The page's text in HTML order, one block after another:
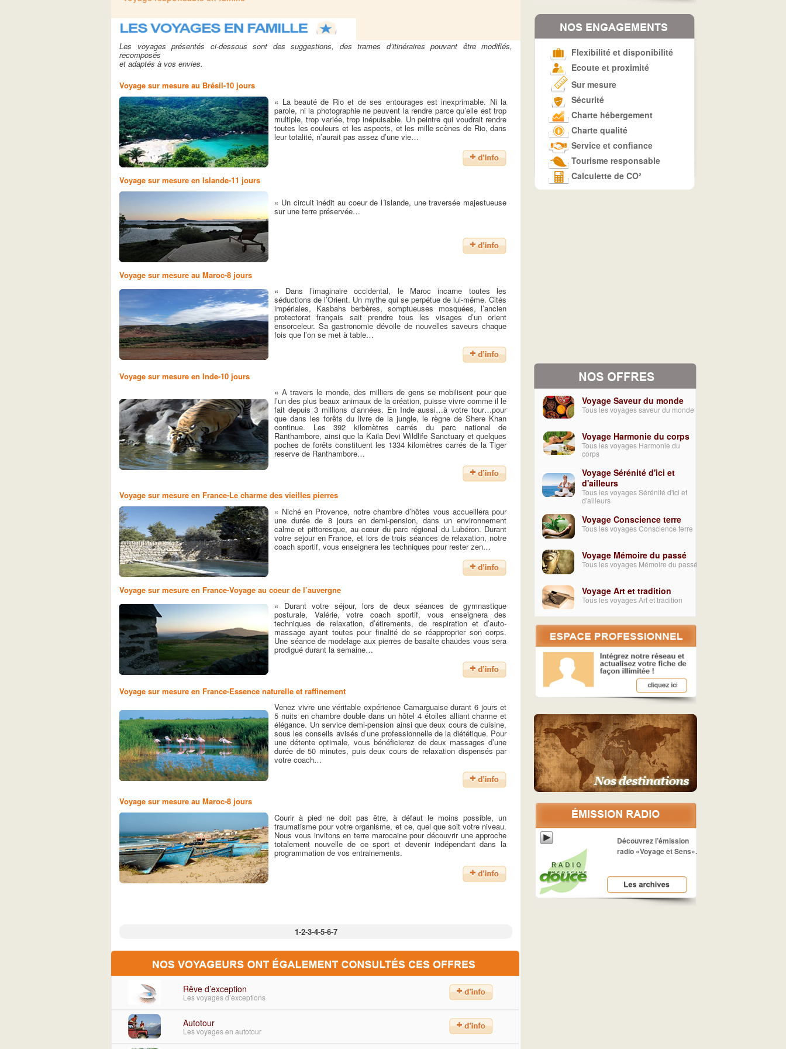
Les voyages présentés ci-dessous sont des suggestions, des trames d’itinéraires pouvant être modifiés,
recomposés
et adaptés à vos envies.
Voyage sur mesure au Brésil-10 jours
« La beauté de Rio et de ses entourages est inexprimable. Ni la
parole, ni la photographie ne peuvent la rendre parce qu’elle est trop
multiple, trop variée, trop inépuisable. Un peintre qui voudrait rendre
toutes les couleurs et les aspects, et les mille scènes de Rio, dans
leur totalité, n’aurait pas assez d’une vie…
Voyage sur mesure en Islande-11 jours
« Un circuit inédit au coeur de l´islande, une traversée majestueuse
sur une terre préservée…
Voyage sur mesure au Maroc-8 jours
« Dans l’imaginaire occidental, le Maroc incarne toutes les
séductions de l’Orient. Un mythe qui se perpétue de lui-même. Cités
impériales, Kasbahs berbères, somptueuses mosquées, l’ancien
protectorat français sait prendre tous les visages d’un orient
ensorceleur. Sa gastronomie dévoile de nouvelles saveurs chaque
fois que l’on se met à table…
Voyage sur mesure en Inde-10 jours
« A travers le monde, des milliers de gens se mobilisent pour que
l’un des plus beaux animaux de la création, puisse vivre comme il le
fait depuis 3 millions d’années. En Inde aussi…à votre tour…pour
que dans les forêts du livre de la jungle, le règne de Shere Khan
continue. Les 392 kilomètres carrés du parc national de
Ranthambore, ainsi que la Kaila Devi Wildlife Sanctuary et quelques
poches de forêts constituent les 1334 kilomètres carrés de la Tiger
reserve de Ranthambore…
Voyage sur mesure en France-Le charme des vieilles pierres
« Niché en Provence, notre chambre d’hôtes vous accueillera pour
une durée de 8 jours en demi-pension, dans un environnement
calme et pittoresque, au cœur du parc régional du Lubéron. Durant
votre sejour en France, et lors de trois séances de relaxation, notre
coach sportif, vous enseignera les techniques pour rester zen…
Voyage sur mesure en France-Voyage au coeur de l’auvergne
« Durant votre séjour, lors de deux séances de gymnastique
posturale, Valérie, votre coach sportif, vous enseignera des
techniques de relaxation, d’étirements, de respiration et d’auto-
massage ayant toutes pour finalité de se réapproprier son corps.
Une séance de modelage aux pierres de basalte chaudes vous sera
prodigué durant la semaine…
Voyage sur mesure en France-Essence naturelle et raffinement
Venez vivre une véritable expérience Camarguaise durant 6 jours et
5 nuits en chambre double dans un hôtel 4 étoiles alliant charme et
élégance. Un service demi-pension ainsi que deux cours de cuisine,
sous les conseils avisés d’une professionnelle de la diététique. Pour
une détente optimale, vous bénéficierez de deux massages d’une
durée de 50 minutes, puis deux cours de relaxation dispensés par
votre coach…
Voyage sur mesure au Maroc-8 jours
Courir à pied ne doit pas être, à défaut le moins possible, un
traumatisme pour votre organisme, et ce, quel que soit votre niveau.
Nous vous invitons en terre marocaine pour découvrir une approche
totalement nouvelle de ce sport et devenir indépendant dans la
programmation de vos entrainements.
1-2-3-4-5-6-7
Rêve d’exception
Les voyages d’exceptions
Autotour
Les voyages en autotour
Flexibilité et disponibilité
Ecoute et proximité
Sur mesure
Sécurité
Charte hébergement
Charte qualité
Service et confiance
Tourisme responsable
Calculette de CO²
Voyage Saveur du monde
Tous les voyages saveur du monde
Voyage Harmonie du corps
Tous les voyages Harmonie du
corps
Voyage Sérénité d'ici et
d'ailleurs
Tous les voyages Sérénité d'ici et
d'ailleurs
Voyage Conscience terre
Tous les voyages Conscience terre
Voyage Mémoire du passé
Tous les voyages Mémoire du passé
Voyage Art et tradition
Tous les voyages Art et tradition
Découvrez l’émission
radio «Voyage et Sens».